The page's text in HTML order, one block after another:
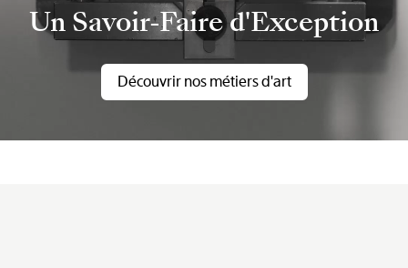
Un Savoir-Faire d'Exception
Découvrir nos métiers d'art